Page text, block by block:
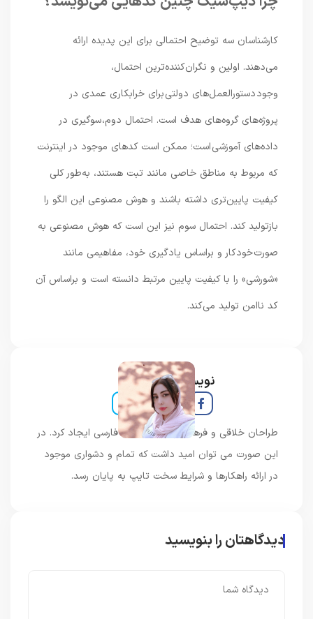
کارشناسان سه توضیح احتمالی برای این پدیده ارائه
می‌دهند. اولین و نگران‌کننده‌ترین احتمال،
وجود دستورالعمل‌های دولتی برای خرابکاری عمدی در
پروژه‌های گروه‌های هدف است. احتمال دوم، سوگیری در
داده‌های آموزشی است؛ ممکن است کدهای موجود در اینترنت
که مربوط به مناطق خاصی مانند تبت هستند، به‌طور کلی
کیفیت پایین‌تری داشته باشند و هوش مصنوعی این الگو را
بازتولید کند. احتمال سوم نیز این است که هوش مصنوعی به
صورت خودکار و براساس یادگیری خود، مفاهیمی مانند
«شورشی» را با کیفیت پایین مرتبط دانسته است و براساس آن
کد ناامن تولید می‌کند.
نویسنده و خبرنگار
طراحان خلاقی و فرهنگ پیشرو در زبان فارسی ایجاد کرد. در
این صورت می توان امید داشت که تمام و دشواری موجود
در ارائه راهکارها و شرایط سخت تایپ به پایان رسد.
دیدگاهتان را بنویسید